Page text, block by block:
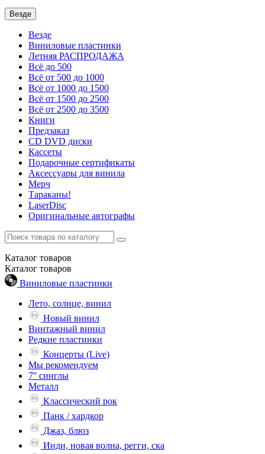
Везде
Везде
Виниловые пластинки
Летняя РАСПРОДАЖА
Всё до 500
Всё от 500 до 1000
Всё от 1000 до 1500
Всё от 1500 до 2500
Всё от 2500 до 3500
Книги
Предзаказ
CD DVD диски
Кассеты
Подарочные сертификаты
Аксессуары для винила
Мерч
Тараканы!
LaserDisc
Оригинальные автографы
Каталог товаров
Каталог товаров
Виниловые пластинки
Лето, солнце, винил
Новый винил
Винтажный винил
Редкие пластинки
Концерты (Live)
Мы рекомендуем
7'' синглы
Металл
Классический рок
Панк / хардкор
Джаз, блюз
Инди, новая волна, регги, ска